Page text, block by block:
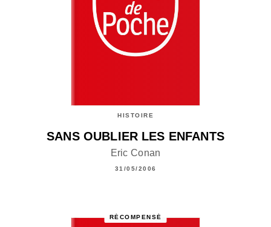
HISTOIRE
SANS OUBLIER LES ENFANTS
Eric Conan
31/05/2006
RÉCOMPENSÉ